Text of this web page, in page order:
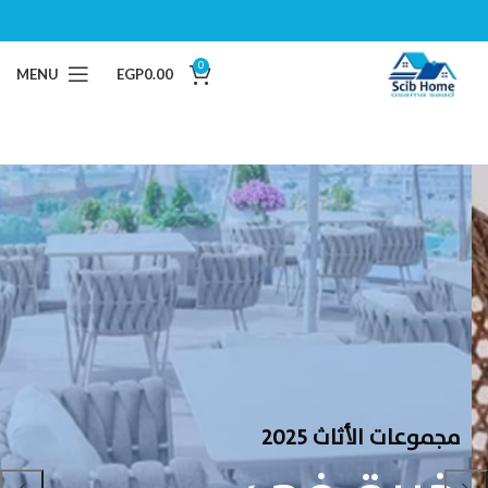
0
EGP0.00
MENU
مجموعات الأثاث 2025